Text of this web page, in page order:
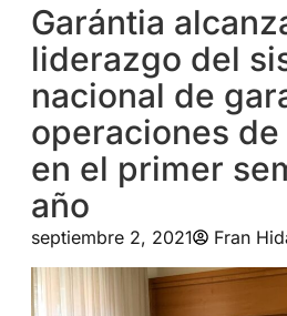
Garántia
liderazgo del
nacional de
operaciones
en el primer
año
septiembre 2, 2021 Fran